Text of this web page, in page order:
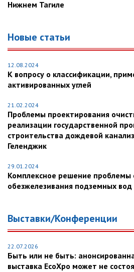
Нижнем Тагиле
Новые статьи
12.08.2024
К вопросу о классификации,
активированных углей
21.02.2024
Проблемы проектирования
реализации государственной
строительства дождевой
Геленджик
29.01.2024
Комплексное решение проблемы
обезжелезивания подземных вод
Выставки/Конференции
22.07.2026
Быть или не быть:
выставка EcoXpo может не